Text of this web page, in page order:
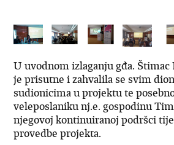
U uvodnom izlaganju gđa. Štimac
je prisutne i zahvalila se svim
sudionicima u projektu te
veleposlaniku nj.e. gospodinu
njegovoj kontinuiranoj podršci
provedbe projekta.